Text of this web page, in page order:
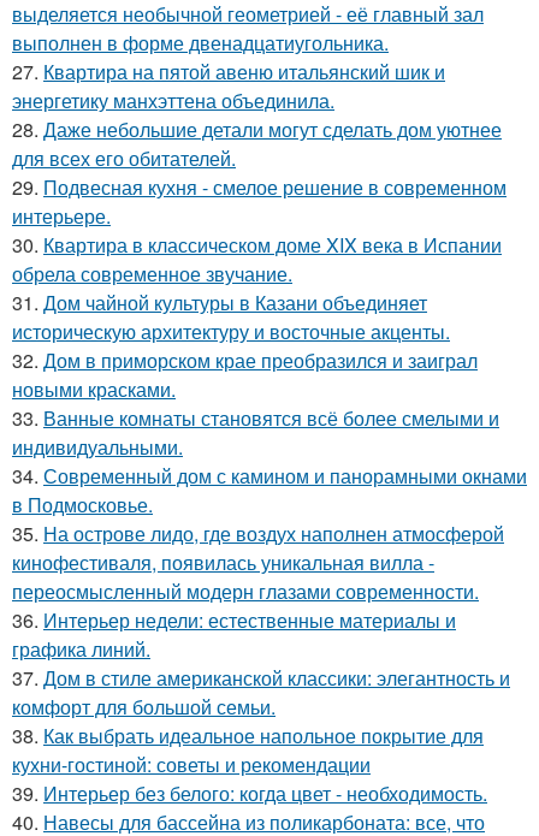
выделяется необычной геометрией - её главный зал
выполнен в форме двенадцатиугольника.
27. Квартира на пятой авеню итальянский шик и
энергетику манхэттена объединила.
28. Даже небольшие детали могут сделать дом уютнее
для всех его обитателей.
29. Подвесная кухня - смелое решение в современном
интерьере.
30. Квартира в классическом доме XIX века в Испании
обрела современное звучание.
31. Дом чайной культуры в Казани объединяет
историческую архитектуру и восточные акценты.
32. Дом в приморском крае преобразился и заиграл
новыми красками.
33. Ванные комнаты становятся всё более смелыми и
индивидуальными.
34. Современный дом с камином и панорамными окнами
в Подмосковье.
35. На острове лидо, где воздух наполнен атмосферой
кинофестиваля, появилась уникальная вилла -
переосмысленный модерн глазами современности.
36. Интерьер недели: естественные материалы и
графика линий.
37. Дом в стиле американской классики: элегантность и
комфорт для большой семьи.
38. Как выбрать идеальное напольное покрытие для
кухни-гостиной: советы и рекомендации
39. Интерьер без белого: когда цвет - необходимость.
40. Навесы для бассейна из поликарбоната: все, что